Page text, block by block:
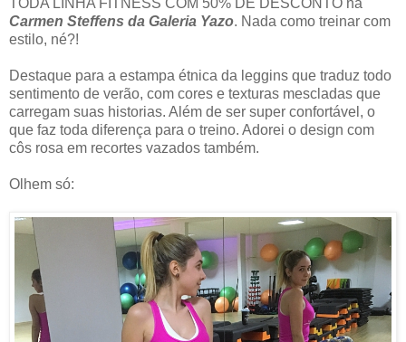
TODA LINHA FITNESS COM 50% DE DESCONTO na
Carmen Steffens da Galeria Yazo. Nada como treinar com
estilo, né?!
Destaque para a estampa étnica da leggins que traduz todo
sentimento de verão, com cores e texturas mescladas que
carregam suas historias. Além de ser super confortável, o
que faz toda diferença para o treino. Adorei o design com
côs rosa em recortes vazados também.
Olhem só: